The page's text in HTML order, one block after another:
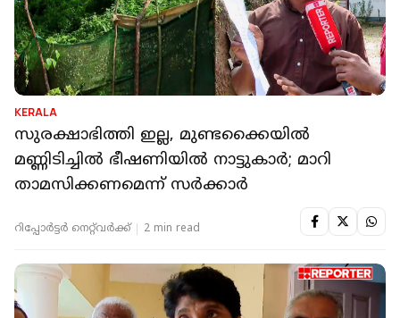
KERALA
സുരക്ഷാഭിത്തി ഇല്ല, മുണ്ടക്കൈയില്‍
മണ്ണിടിച്ചില്‍ ഭീഷണിയില്‍ നാട്ടുകാർ; മാറി
താമസിക്കണമെന്ന് സര്‍ക്കാർ
റിപ്പോർട്ടർ നെറ്റ്‌വര്‍ക്ക്‌ 2 min read